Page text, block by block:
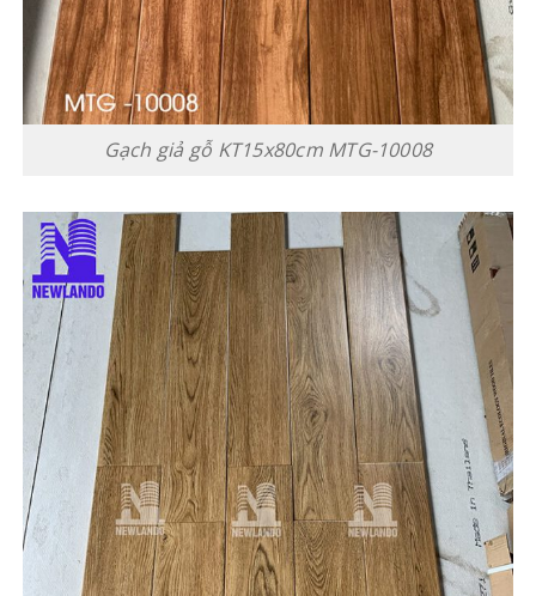
Gạch giả gỗ KT15x80cm MTG-10008